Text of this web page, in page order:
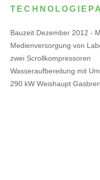
Bauzeit Dezember 2012 -
Medienversorgung von
zwei Scrollkompressoren
Wasseraufbereitung mit
290 kW Weishaupt